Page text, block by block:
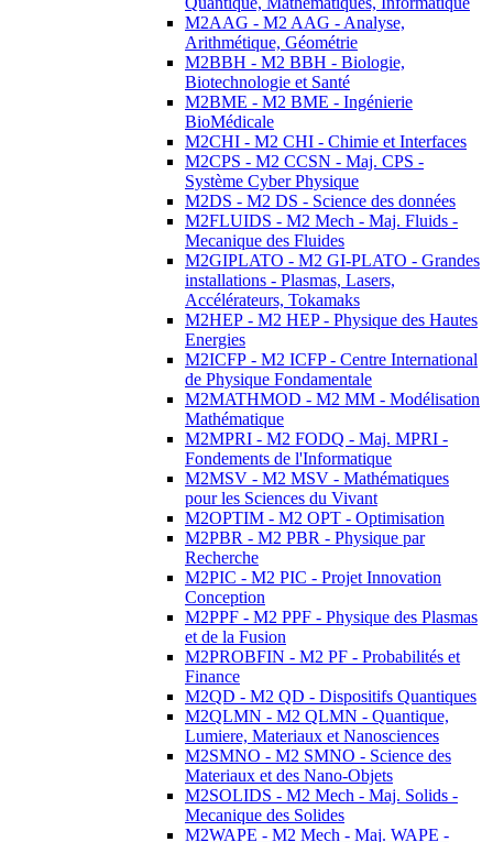
M2AAG - M2 AAG - Analyse,
Arithmétique, Géométrie
M2BBH - M2 BBH - Biologie,
Biotechnologie et Santé
M2BME - M2 BME - Ingénierie
BioMédicale
M2CHI - M2 CHI - Chimie et Interfaces
M2CPS - M2 CCSN - Maj. CPS -
Système Cyber Physique
M2DS - M2 DS - Science des données
M2FLUIDS - M2 Mech - Maj. Fluids -
Mecanique des Fluides
M2GIPLATO - M2 GI-PLATO - Grandes
installations - Plasmas, Lasers,
Accélérateurs, Tokamaks
M2HEP - M2 HEP - Physique des Hautes
Energies
M2ICFP - M2 ICFP - Centre International
de Physique Fondamentale
M2MATHMOD - M2 MM - Modélisation
Mathématique
M2MPRI - M2 FODQ - Maj. MPRI -
Fondements de l'Informatique
M2MSV - M2 MSV - Mathématiques
pour les Sciences du Vivant
M2OPTIM - M2 OPT - Optimisation
M2PBR - M2 PBR - Physique par
Recherche
M2PIC - M2 PIC - Projet Innovation
Conception
M2PPF - M2 PPF - Physique des Plasmas
et de la Fusion
M2PROBFIN - M2 PF - Probabilités et
Finance
M2QD - M2 QD - Dispositifs Quantiques
M2QLMN - M2 QLMN - Quantique,
Lumiere, Materiaux et Nanosciences
M2SMNO - M2 SMNO - Science des
Materiaux et des Nano-Objets
M2SOLIDS - M2 Mech - Maj. Solids -
Mecanique des Solides
M2WAPE - M2 Mech - Maj. WAPE -